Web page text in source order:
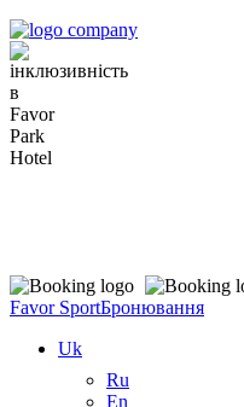
Favor SportБронювання
Uk
Ru
En